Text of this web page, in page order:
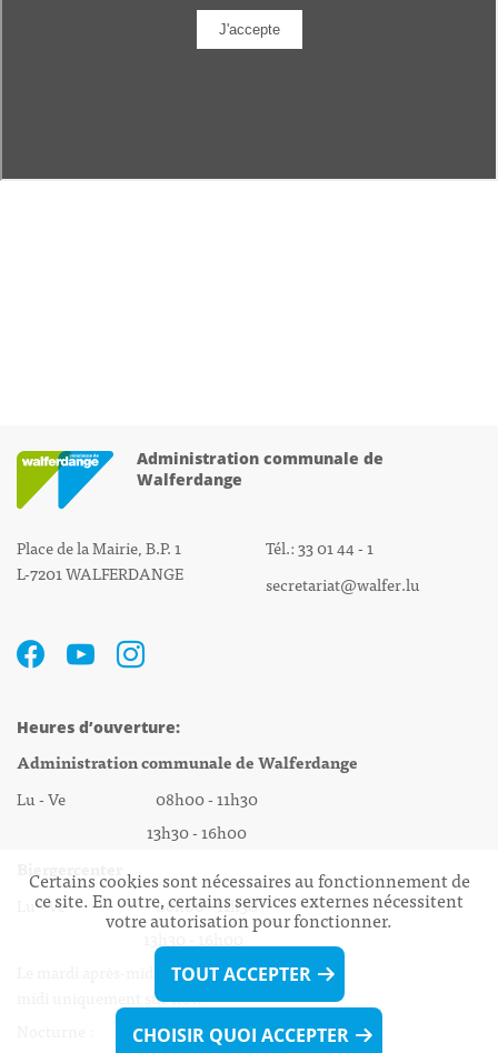
Administration communale de
Walferdange
Place de la Mairie, B.P. 1
L-7201 WALFERDANGE
Tél.: 33 01 44 - 1
secretariat@walfer.lu
Heures d’ouverture:
Administration communale de Walferdange
Lu - Ve 08h00 - 11h30
13h30 - 16h00
Lu - Ve 08h00 - 11h30
Le mardi après-midi et le vendredi après-
midi uniquement sur Rdv.
Certains cookies sont nécessaires au fonctionnement de
ce site. En outre, certains services externes nécessitent
votre autorisation pour fonctionner.
TOUT ACCEPTER
CHOISIR QUOI ACCEPTER